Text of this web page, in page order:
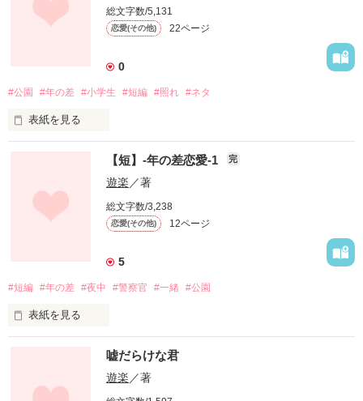
総文字数/5,131
恋愛(その他) 22ページ
0
#公園 #年の差 #小学生 #短編 #照れ #ネタ
表紙を見る
-年の差恋愛-１より
年は離れてませんw
【短】-年の差恋愛-1 完
遊楽 ／著
総文字数/3,238
恋愛(その他) 12ページ
5
#短編 #年の差 #夜中 #警察官 #一緒 #公園
表紙を見る
嘘だらけな君
遊楽 ／著